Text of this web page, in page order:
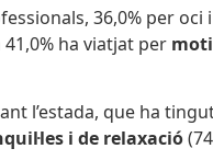
36,0% per oci
41,0% ha viatjat per
l’estada, que ha
i de relaxació